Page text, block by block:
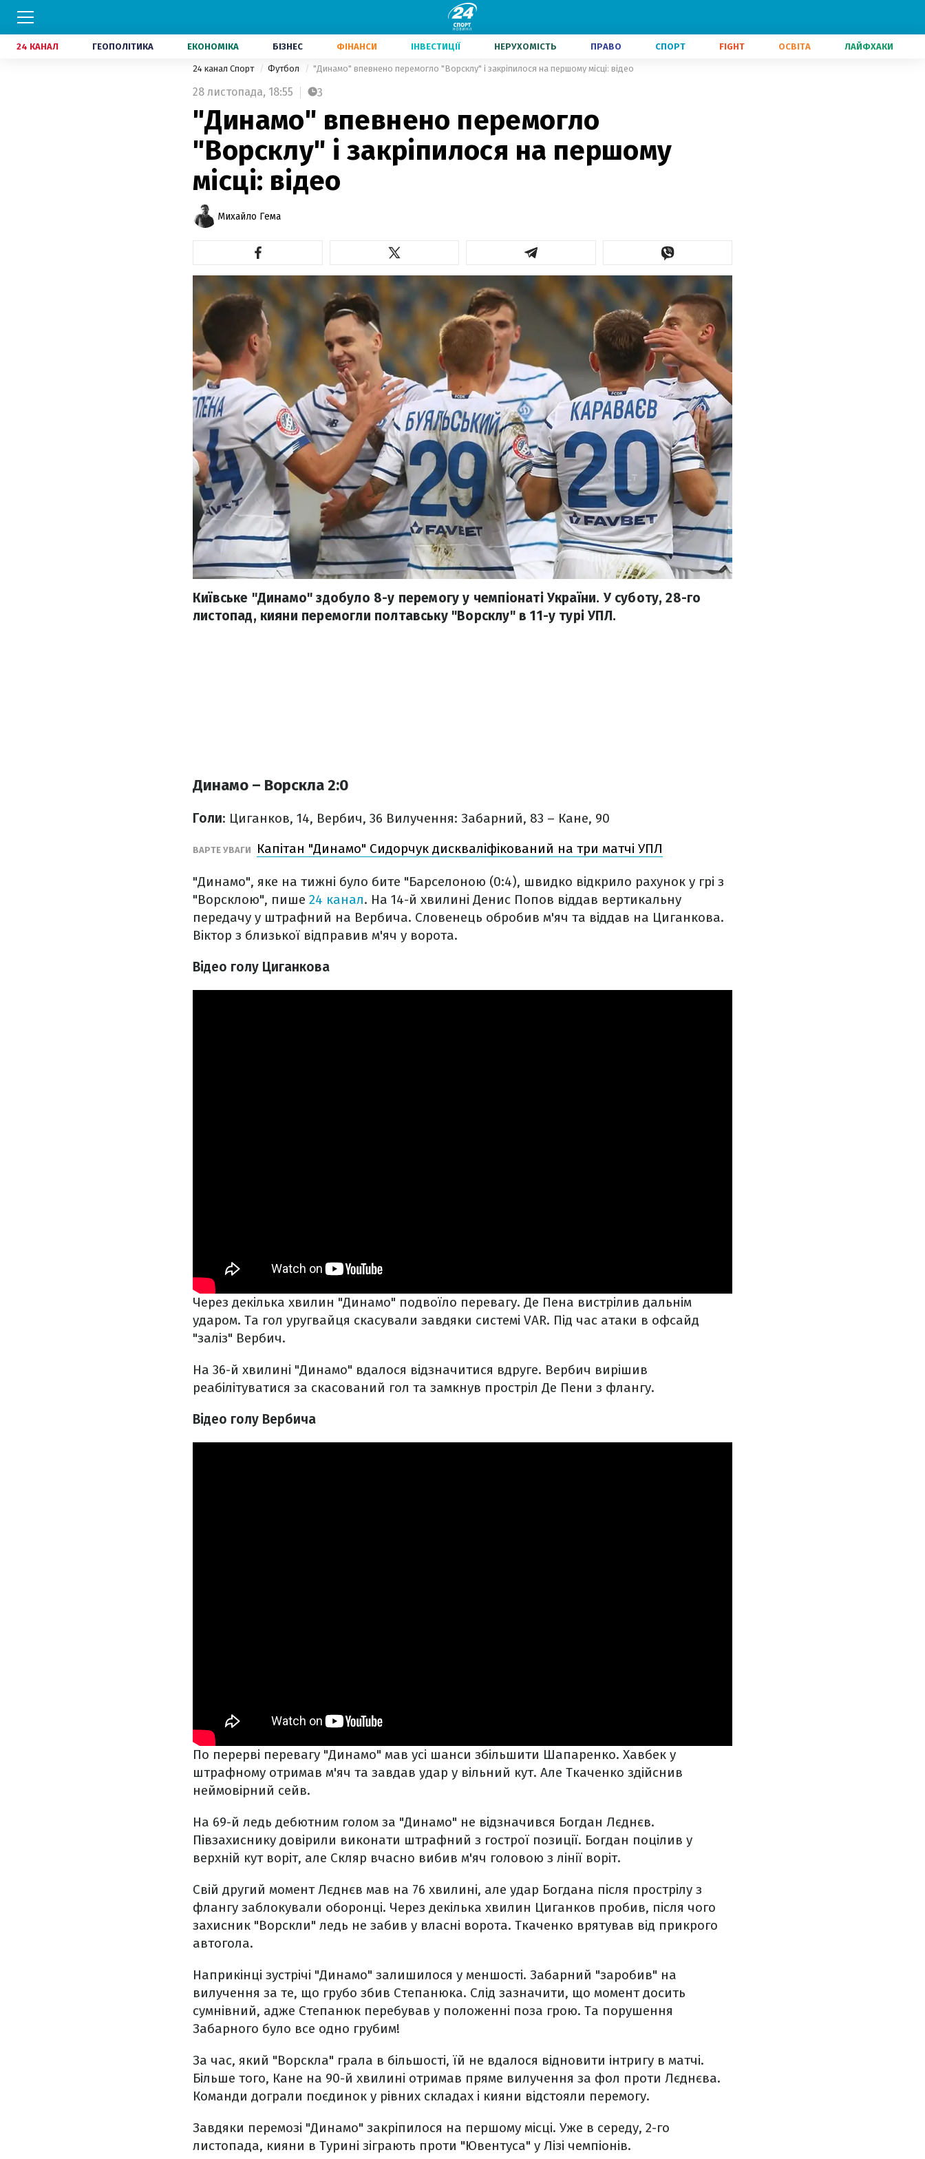
24 КАНАЛ ГЕОПОЛІТИКА ЕКОНОМІКА БІЗНЕС ФІНАНСИ ІНВЕСТИЦІЇ НЕРУХОМІСТЬ ПРАВО СПОРТ FIGHT ОСВІТА ЛАЙФХАКИ
24 канал Спорт Футбол "Динамо" впевнено перемогло "Ворсклу" і закріпилося на першому місці: відео
28 листопада, 18:55 3
"Динамо" впевнено перемогло
"Ворсклу" і закріпилося на першому
місці: відео
Михайло Гема
Київське "Динамо" здобуло 8-у перемогу у чемпіонаті України. У суботу, 28-го
листопад, кияни перемогли полтавську "Ворсклу" в 11-у турі УПЛ.
Динамо – Ворскла 2:0
Голи: Циганков, 14, Вербич, 36 Вилучення: Забарний, 83 – Кане, 90
ВАРТЕ УВАГИ Капітан "Динамо" Сидорчук дискваліфікований на три матчі УПЛ
"Динамо", яке на тижні було бите "Барселоною (0:4), швидко відкрило рахунок у грі з
"Ворсклою", пише 24 канал. На 14-й хвилині Денис Попов віддав вертикальну
передачу у штрафний на Вербича. Словенець обробив м'яч та віддав на Циганкова.
Віктор з близької відправив м'яч у ворота.
Відео голу Циганкова
Через декілька хвилин "Динамо" подвоїло перевагу. Де Пена вистрілив дальнім
ударом. Та гол уругвайця скасували завдяки системі VAR. Під час атаки в офсайд
"заліз" Вербич.
На 36-й хвилині "Динамо" вдалося відзначитися вдруге. Вербич вирішив
реабілітуватися за скасований гол та замкнув простріл Де Пени з флангу.
Відео голу Вербича
По перерві перевагу "Динамо" мав усі шанси збільшити Шапаренко. Хавбек у
штрафному отримав м'яч та завдав удар у вільний кут. Але Ткаченко здійснив
неймовірний сейв.
На 69-й ледь дебютним голом за "Динамо" не відзначився Богдан Лєднєв.
Півзахиснику довірили виконати штрафний з гострої позиції. Богдан поцілив у
верхній кут воріт, але Скляр вчасно вибив м'яч головою з лінії воріт.
Свій другий момент Лєднєв мав на 76 хвилині, але удар Богдана після прострілу з
флангу заблокували оборонці. Через декілька хвилин Циганков пробив, після чого
захисник "Ворскли" ледь не забив у власні ворота. Ткаченко врятував від прикрого
автогола.
Наприкінці зустрічі "Динамо" залишилося у меншості. Забарний "заробив" на
вилучення за те, що грубо збив Степанюка. Слід зазначити, що момент досить
сумнівний, адже Степанюк перебував у положенні поза грою. Та порушення
Забарного було все одно грубим!
За час, який "Ворскла" грала в більшості, їй не вдалося відновити інтригу в матчі.
Більше того, Кане на 90-й хвилині отримав пряме вилучення за фол проти Лєднєва.
Команди дограли поєдинок у рівних складах і кияни відстояли перемогу.
Завдяки перемозі "Динамо" закріпилося на першому місці. Уже в середу, 2-го
листопада, кияни в Турині зіграють проти "Ювентуса" у Лізі чемпіонів.